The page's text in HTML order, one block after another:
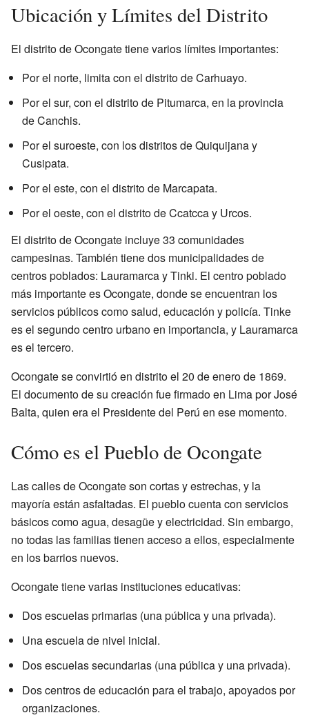
Ubicación y Límites del Distrito
El distrito de Ocongate tiene varios límites importantes:
Por el norte, limita con el distrito de Carhuayo.
Por el sur, con el distrito de Pitumarca, en la provincia
de Canchis.
Por el suroeste, con los distritos de Quiquijana y
Cusipata.
Por el este, con el distrito de Marcapata.
Por el oeste, con el distrito de Ccatcca y Urcos.
El distrito de Ocongate incluye 33 comunidades
campesinas. También tiene dos municipalidades de
centros poblados: Lauramarca y Tinki. El centro poblado
más importante es Ocongate, donde se encuentran los
servicios públicos como salud, educación y policía. Tinke
es el segundo centro urbano en importancia, y Lauramarca
es el tercero.
Ocongate se convirtió en distrito el 20 de enero de 1869.
El documento de su creación fue firmado en Lima por José
Balta, quien era el Presidente del Perú en ese momento.
Cómo es el Pueblo de Ocongate
Las calles de Ocongate son cortas y estrechas, y la
mayoría están asfaltadas. El pueblo cuenta con servicios
básicos como agua, desagüe y electricidad. Sin embargo,
no todas las familias tienen acceso a ellos, especialmente
en los barrios nuevos.
Ocongate tiene varias instituciones educativas:
Dos escuelas primarias (una pública y una privada).
Una escuela de nivel inicial.
Dos escuelas secundarias (una pública y una privada).
Dos centros de educación para el trabajo, apoyados por
organizaciones.